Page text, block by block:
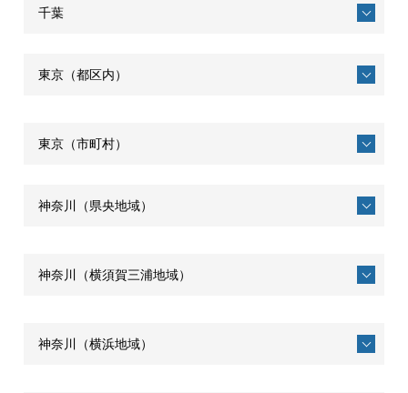
千葉
東京（都区内）
東京（市町村）
神奈川（県央地域）
神奈川（横須賀三浦地域）
神奈川（横浜地域）